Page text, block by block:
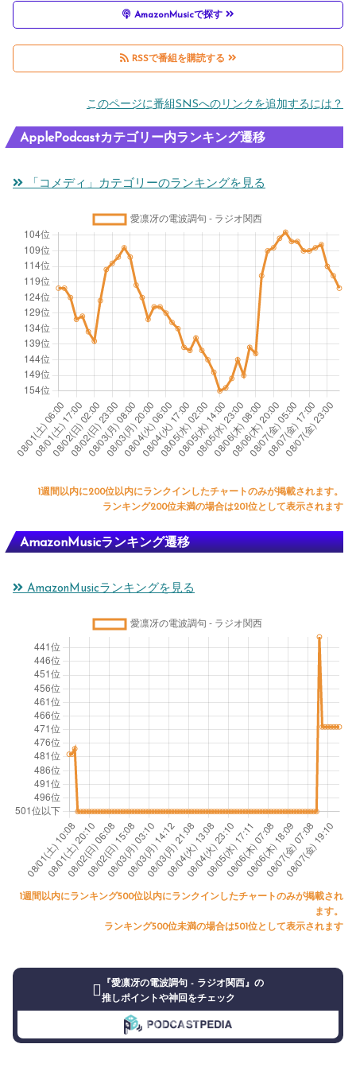
AmazonMusicで探す
RSSで番組を購読する
このページに番組SNSへのリンクを追加するには？
ApplePodcastカテゴリー内ランキング遷移
「コメディ」カテゴリーのランキングを見る
1週間以内に200位以内にランクインしたチャートのみが掲載されます。
ランキング200位未満の場合は201位として表示されます
AmazonMusicランキング遷移
AmazonMusicランキングを見る
1週間以内にランキング500位以内にランクインしたチャートのみが掲載され
ます。
ランキング500位未満の場合は501位として表示されます
『愛凛冴の電波調句 - ラジオ関西』の
推しポイントや神回をチェック